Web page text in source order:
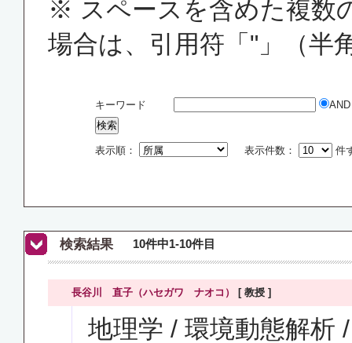
※ スペースを含めた複数
場合は、引用符「"」（半
キーワード
表示順： 表示件数： 件
検索結果 10件中1-10件目
長谷川 直子（ハセガワ ナオコ） [ 教授 ]
地理学 / 環境動態解析